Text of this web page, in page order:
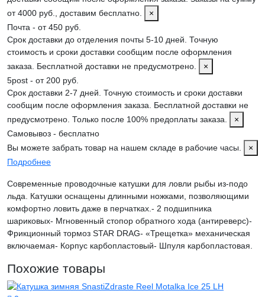
от 4000 руб., доставим бесплатно.
×
Почта - от 450 руб.
Срок доставки до отделения почты 5-10 дней. Точную
стоимость и сроки доставки сообщим после оформления
заказа. Бесплатной доставки не предусмотрено.
×
5post - от 200 руб.
Срок доставки 2-7 дней. Точную стоимость и сроки доставки
сообщим после оформления заказа. Бесплатной доставки не
предусмотрено. Только после 100% предоплаты заказа.
×
Самовывоз - бесплатно
Вы можете забрать товар на нашем складе в рабочие часы.
×
Подробнее
Современные проводочные катушки для ловли рыбы из-подо
льда. Катушки оснащены длинными ножками, позволяющими
комфортно ловить даже в перчатках.- 2 подшипника
шариковых- Мгновенный стопор обратного хода (антиреверс)-
Фрикционный тормоз STAR DRAG- «Трещетка» механическая
включаемая- Корпус карбопластовый- Шпуля карбопластовая.
Похожие товары